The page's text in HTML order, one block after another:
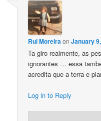
Rui Moreira onJanuary
Ta giro realmente, as
ignorantes … essa
acredita que a terra e
Log in to Reply